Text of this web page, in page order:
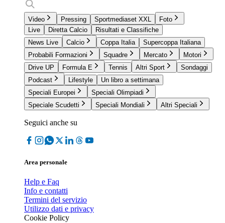
Video Pressing Sportmediaset XXL
Foto
Live
Diretta Calcio
Risultati e Classifiche
News Live
Calcio Coppa Italia
Supercoppa Italiana
Probabili Formazioni
Squadre Mercato
Motori
Drive UP
Formula E Tennis Altri Sport
Sondaggi
Podcast
Lifestyle
Un libro a settimana
Speciali Europei
Speciali Olimpiadi
Speciale Scudetti
Speciali Mondiali Altri Speciali
Seguici anche su
Area personale
Help e Faq
Info e contatti
Termini del servizio
Utilizzo dati e privacy
Cookie Policy